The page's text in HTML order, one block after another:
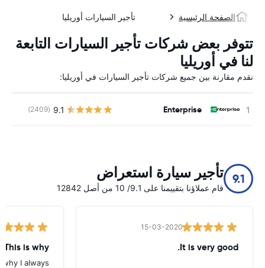
الصفحة الرئيسية تأجير السيارات أوريليا
تتوفر بعض شركات تأجير السيارات التابعة
لنا في أوريليا
نقدم مقارنة بين جميع شركات تأجير السيارات في أوريليا:
Enterprise
9.1
(2409)
9.1 تأجير سيارة استعراض
قام عملاؤنا بتقييمنا على 9.1/ 10 من أصل 12842
15-03-2020
It is very good.
This is why
I always